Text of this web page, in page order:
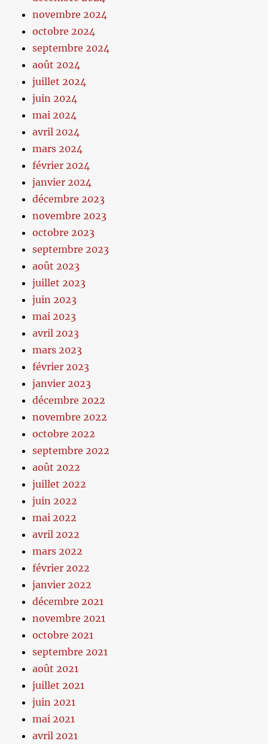
novembre 2024
octobre 2024
septembre 2024
août 2024
juillet 2024
juin 2024
mai 2024
avril 2024
mars 2024
février 2024
janvier 2024
décembre 2023
novembre 2023
octobre 2023
septembre 2023
août 2023
juillet 2023
juin 2023
mai 2023
avril 2023
mars 2023
février 2023
janvier 2023
décembre 2022
novembre 2022
octobre 2022
septembre 2022
août 2022
juillet 2022
juin 2022
mai 2022
avril 2022
mars 2022
février 2022
janvier 2022
décembre 2021
novembre 2021
octobre 2021
septembre 2021
août 2021
juillet 2021
juin 2021
mai 2021
avril 2021